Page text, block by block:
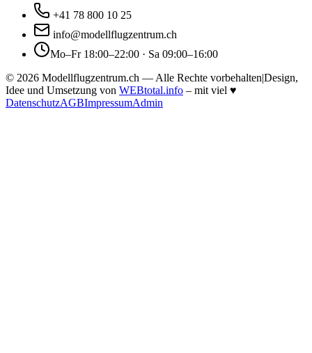
+41 78 800 10 25
info@modellflugzentrum.ch
Mo–Fr 18:00–22:00 · Sa 09:00–16:00
© 2026 Modellflugzentrum.ch — Alle Rechte vorbehalten|Design,
Idee und Umsetzung von WEBtotal.info – mit viel ♥
DatenschutzAGBImpressumAdmin